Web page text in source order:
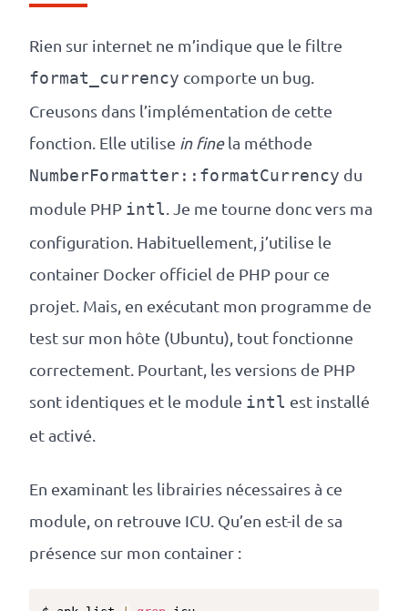
Rien sur internet ne m’indique que le filtre
format_currency comporte un bug.
Creusons dans l’implémentation de cette
fonction. Elle utilise in finela méthode
NumberFormatter::formatCurrency du
module PHP intl
. Je me tourne donc vers ma
configuration. Habituellement, j’utilise le
container Docker officiel de PHP pour ce
projet. Mais, en exécutant mon programme de
test sur mon hôte (Ubuntu), tout fonctionne
correctement. Pourtant, les versions de PHP
sont identiques et le module intl est installé
et activé.
En examinant les librairies nécessaires à ce
module, on retrouve ICU. Qu’en est-il de sa
présence sur mon container :